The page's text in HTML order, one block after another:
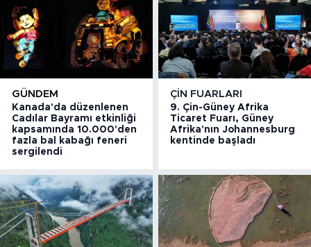
GÜNDEM
Kanada'da düzenlenen
Cadılar Bayramı etkinliği
kapsamında 10.000'den
fazla bal kabağı feneri
sergilendi
ÇIN FUARLARI
9. Çin-Güney Afrika
Ticaret Fuarı, Güney
Afrika'nın Johannesburg
kentinde başladı